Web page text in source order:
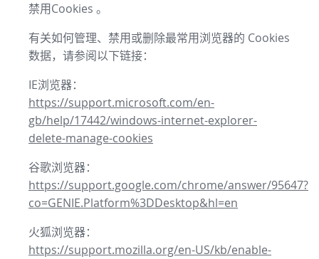
禁用Cookies 。
有关如何管理、禁用或删除最常用浏览器的 Cookies
数据，请参阅以下链接：
IE浏览器：
https://support.microsoft.com/en-
gb/help/17442/windows-internet-explorer-
delete-manage-cookies
谷歌浏览器：
https://support.google.com/chrome/answer/95647?
co=GENIE.Platform%3DDesktop&hl=en
火狐浏览器：
https://support.mozilla.org/en-US/kb/enable-